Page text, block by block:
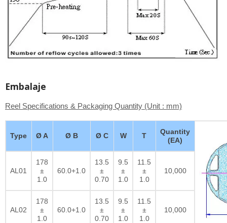
Embalaje
Reel Specifications & Packaging Quantity (Unit : mm)
Type Ø A Ø B Ø C W T
Quantity
(EA)
AL01
178
±
1.0
60.0+1.0
13.5
±
0.70
9.5
±
1.0
11.5
±
1.0
10,000
AL02
178
±
1.0
60.0+1.0
13.5
±
0.70
9.5
±
1.0
11.5
±
1.0
10,000